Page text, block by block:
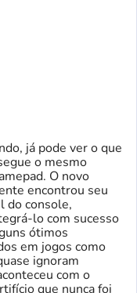
já pode ver o que
o mesmo
O novo
encontrou seu
do console,
lo com sucesso
ótimos
em jogos como
ignoram
com o
que nunca foi